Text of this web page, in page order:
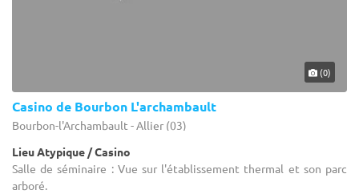
(0)
Casino de Bourbon L'archambault
Bourbon-l'Archambault - Allier (03)
Lieu Atypique / Casino
Salle de séminaire : Vue sur l'établissement thermal et son parc
arboré.